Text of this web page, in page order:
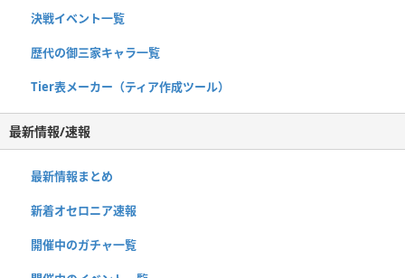
決戦イベント一覧
歴代の御三家キャラ一覧
Tier表メーカー（ティア作成ツール）
最新情報/速報
最新情報まとめ
新着オセロニア速報
開催中のガチャ一覧